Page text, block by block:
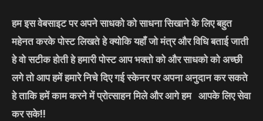
हम इस वेबसाइट पर अपने साधको को साधना सिखाने के लिए बहुत
महेनत करके पोस्ट लिखते हे क्योकि यहाँ जो मंत्र और विधि बताई जाती
हे वो सटीक होती हे हमारी पोस्ट आप भक्तो को और साधको को अच्छी
लगे तो आप हमें हमारे निचे दिए गई स्केनर पर अपना अनुदान कर सकते
हे ताकि हमें काम करने में प्रोत्साहन मिले और आगे हम आपके लिए सेवा
कर सके!!